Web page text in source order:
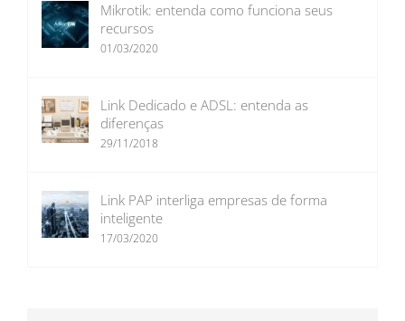
Mikrotik: entenda como funciona seus
recursos
01/03/2020
Link Dedicado e ADSL: entenda as
diferenças
29/11/2018
Link PAP interliga empresas de forma
inteligente
17/03/2020